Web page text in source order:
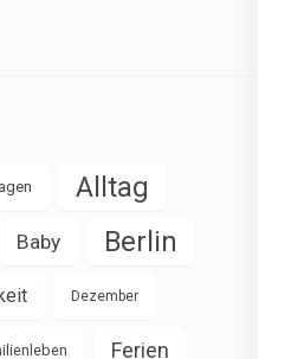
Alltag
Baby Berlin
Dezember
Ferien